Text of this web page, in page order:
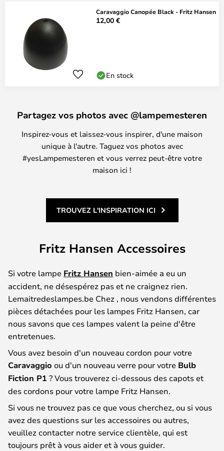
Caravaggio Canopée Black - Fritz Hansen
12,00 €
En stock
Partagez vos photos avec @lampemesteren
Inspirez-vous et laissez-vous inspirer, d'une maison
unique à l'autre. Taguez vos photos avec
#yesLampemesteren et vous verrez peut-être votre
maison ici !
TROUVEZ L'INSPIRATION ICI
Fritz Hansen Accessoires
Si votre lampe Fritz Hansen bien-aimée a eu un
accident, ne désespérez pas et ne craignez rien.
Lemaitredeslampes.be Chez , nous vendons différentes
pièces détachées pour les lampes Fritz Hansen, car
nous savons que ces lampes valent la peine d'être
entretenues.
Vous avez besoin d'un nouveau cordon pour votre
Caravaggio ou d'un nouveau verre pour votre Bulb
Fiction P1 ? Vous trouverez ci-dessous des capots et
des cordons pour votre lampe Fritz Hansen.
Si vous ne trouvez pas ce que vous cherchez, ou si vous
avez des questions sur les accessoires ou autres,
veuillez contacter notre service clientèle, qui est
toujours prêt à vous aider et à vous guider.